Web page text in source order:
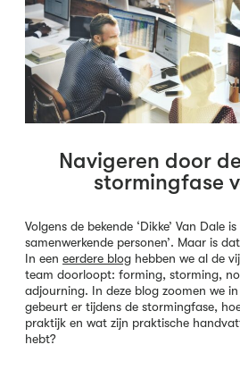
Navigeren door
stormingfase
Volgens de bekende ‘Dikke’ Van Dale
samenwerkende personen’. Maar is
In een eerdere blog hebben we al de
team doorloopt: forming, storming,
adjourning. In deze blog zoomen we
gebeurt er tijdens de stormingfase,
praktijk en wat zijn praktische
hebt?